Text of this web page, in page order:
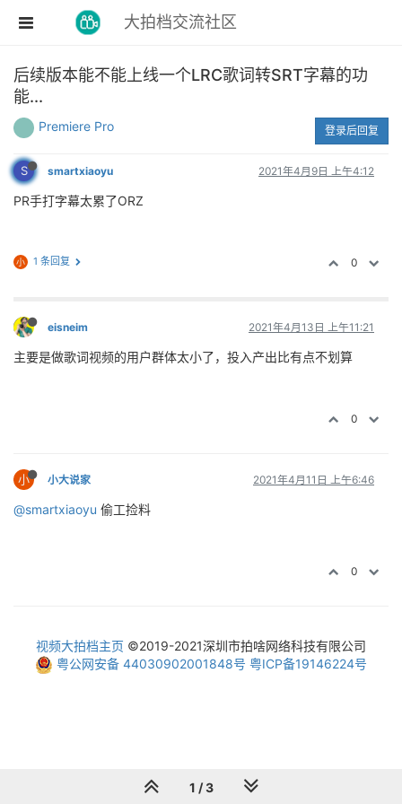
大拍档交流社区
后续版本能不能上线一个LRC歌词转SRT字幕的功
能...
Premiere Pro 登录后回复
S smartxiaoyu 2021年4月9日 上午4:12
PR手打字幕太累了ORZ
小 1 条回复 0
eisneim 2021年4月13日 上午11:21
主要是做歌词视频的用户群体太小了，投入产出比有点不划算
0
小 小大说家 2021年4月11日 上午6:46
@smartxiaoyu 偷工捡料
0
1 / 3
视频大拍档主页 ©2019-2021深圳市拍啥网络科技有限公司
粤公网安备 44030902001848号 粤ICP备19146224号